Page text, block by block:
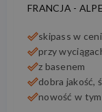
FRANCJA -
skipass w
przy
z basenem
dobra jakość,
nowość w